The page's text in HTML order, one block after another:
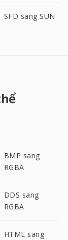
SFD sang SUN
BMP sang
RGBA
DDS sang
RGBA
HTML sang